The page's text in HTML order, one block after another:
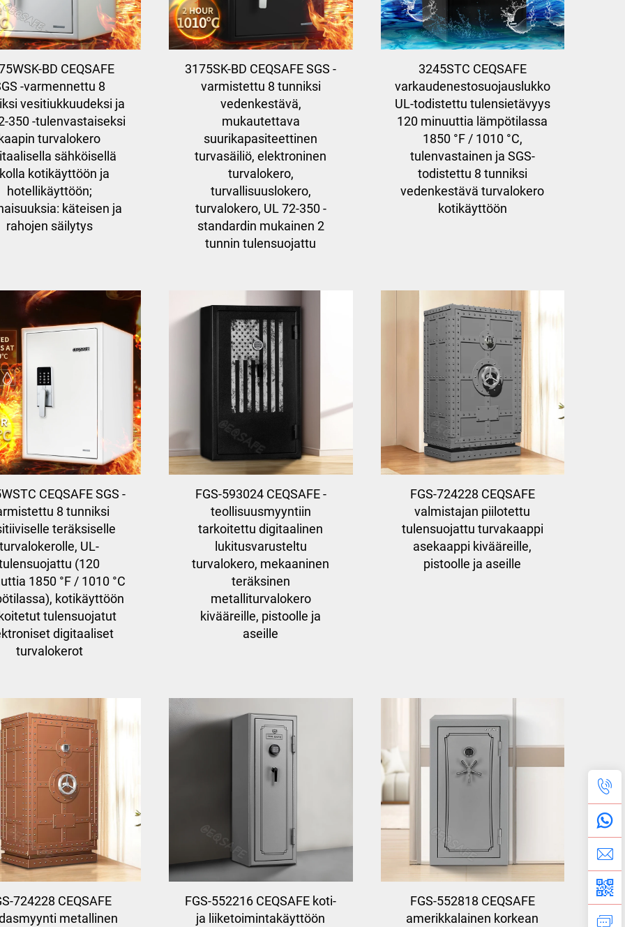
BD CEQSAFE
-varmennettu 8
vesitiukkuudeksi ja
350 -tulenvastaiseksi
kaapin turvalokero
sähköisellä
kotikäyttöön ja
hotellikäyttöön;
käteisen ja
rahojen säilytys
3175SK-BD CEQSAFE SGS -
varmistettu 8 tunniksi
vedenkestävä,
mukautettava
suurikapasiteettinen
turvasäiliö, elektroninen
turvalokero,
turvallisuuslokero,
turvalokero, UL 72-350 -
standardin mukainen 2
tunnin tulensuojattu
3245STC CEQSAFE
varkaudenestosuojauslukko,
UL-todistettu tulensietävyys
120 minuuttia lämpötilassa
1850 °F / 1010 °C,
tulenvastainen ja SGS-
todistettu 8 tunniksi
vedenkestävä turvalokero
kotikäyttöön
CEQSAFE SGS -
8 tunniksi
teräksiselle
turvalokerolle, UL-
(120
1850 °F / 1010 °C
kotikäyttöön
tulensuojatut
digitaaliset
turvalokerot
FGS-593024 CEQSAFE -
teollisuusmyyntiin
tarkoitettu digitaalinen
lukitusvarusteltu
turvalokero, mekaaninen
teräksinen
metalliturvalokero
kivääreille, pistoolle ja
aseille
FGS-724228 CEQSAFE
valmistajan piilotettu
tulensuojattu turvakaappi
asekaappi kivääreille,
pistoolle ja aseille
724228 CEQSAFE
metallinen
FGS-552216 CEQSAFE koti-
ja liiketoimintakäyttöön
FGS-552818 CEQSAFE
amerikkalainen korkean